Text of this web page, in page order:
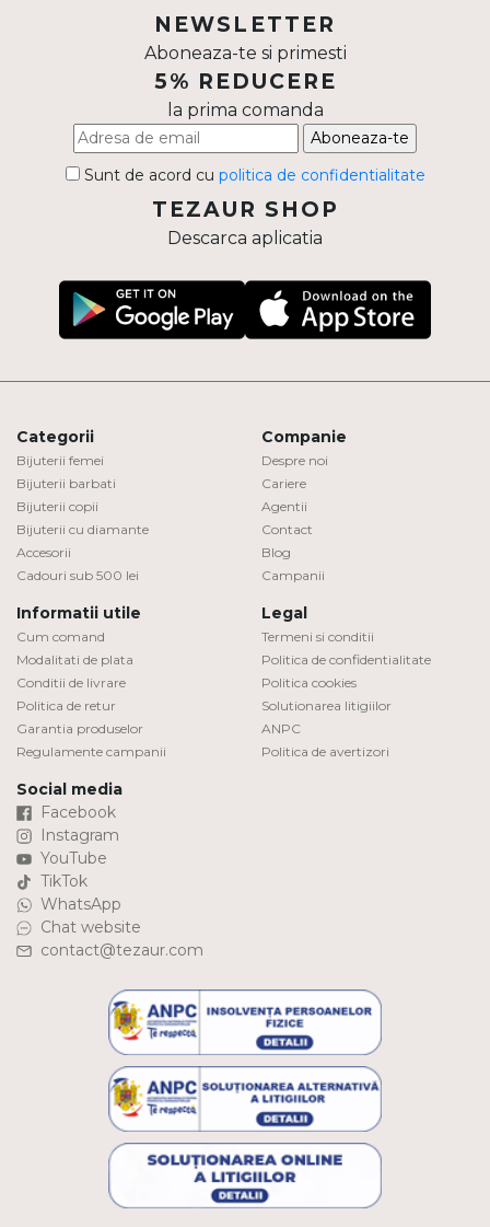
NEWSLETTER
Aboneaza-te si primesti
5% REDUCERE
la prima comanda
Aboneaza-te
Sunt de acord cu politica de confidentialitate
TEZAUR SHOP
Descarca aplicatia
Categorii
Bijuterii femei
Bijuterii barbati
Bijuterii copii
Bijuterii cu diamante
Accesorii
Cadouri sub 500 lei
Companie
Despre noi
Cariere
Agentii
Contact
Blog
Campanii
Informatii utile
Cum comand
Modalitati de plata
Conditii de livrare
Politica de retur
Garantia produselor
Regulamente campanii
Legal
Termeni si conditii
Politica de confidentialitate
Politica cookies
Solutionarea litigiilor
ANPC
Politica de avertizori
Social media
Facebook
Instagram
YouTube
TikTok
WhatsApp
Chat website
contact@tezaur.com